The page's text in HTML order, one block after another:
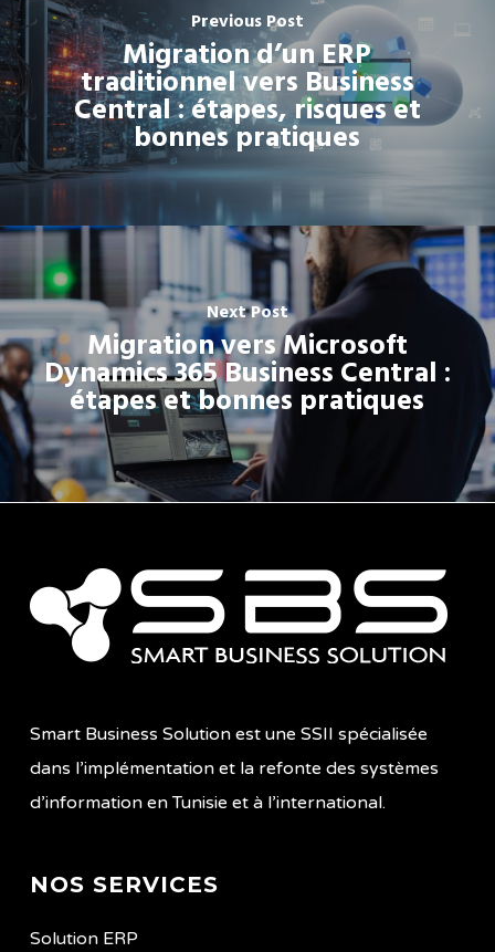
Previous Post
Migration d’un ERP
traditionnel vers Business
Central : étapes, risques et
bonnes pratiques
Next Post
Migration vers Microsoft
Dynamics 365 Business Central :
étapes et bonnes pratiques
Smart Business Solution est une SSII spécialisée
dans l’implémentation et la refonte des systèmes
d’information en Tunisie et à l’international.
NOS SERVICES
Solution ERP